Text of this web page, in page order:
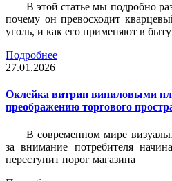
В этой статье мы подробно
почему он превосходит
уголь, и как его применяют в
Подробнее
27.01.2026
Оклейка витрин виниловыми
преображению торгового
В современном мире
за внимание потребителя
переступит порог магазина